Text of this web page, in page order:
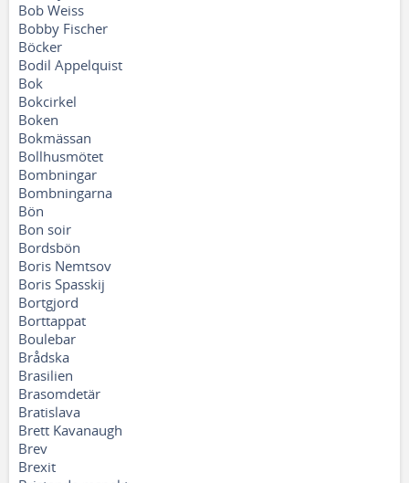
Bob Weiss
Bobby Fischer
Böcker
Bodil Appelquist
Bok
Bokcirkel
Boken
Bokmässan
Bollhusmötet
Bombningar
Bombningarna
Bön
Bon soir
Bordsbön
Boris Nemtsov
Boris Spasskij
Bortgjord
Borttappat
Boulebar
Brådska
Brasilien
Brasomdetär
Bratislava
Brett Kavanaugh
Brev
Brexit